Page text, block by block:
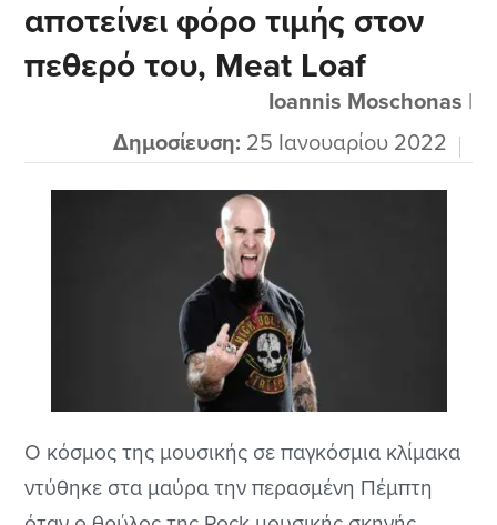
όσοι αγαπάτε την metal μουσική.
αποτείνει φόρο τιμής στον
πεθερό του, Meat Loaf
Ioannis Moschonas |
Δημοσίευση: 25 Ιανουαρίου 2022
Ο κόσμος της μουσικής σε παγκόσμια κλίμακα
ντύθηκε στα μαύρα την περασμένη Πέμπτη